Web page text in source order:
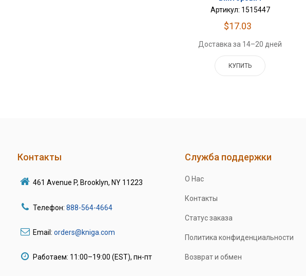
Артикул: 1515447
$17.03
Доставка за 14–20 дней
КУПИТЬ
Контакты
461 Avenue P, Brooklyn, NY 11223
Телефон: 888-564-4664
Email: orders@kniga.com
Работаем: 11:00–19:00 (EST), пн-пт
Служба поддержки
О Нас
Контакты
Статус заказа
Политика конфиденциальности
Возврат и обмен